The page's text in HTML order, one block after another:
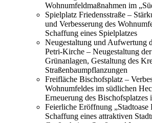
Wohnumfeldmaßnahmen im
Spielplatz Friedensstraße –
und Verbesserung des
Schaffung eines Spielplatzes
Neugestaltung und Aufwertung
Petri-Kirche – Neugestaltung
Grünanlagen, Gestaltung des
Straßenbaumpflanzungen
Freifläche Bischofsplatz –
Wohnumfeldes im südlichen
Erneuerung des
Feierliche Eröffnung „Stadtoase
Schaffung eines attraktiven